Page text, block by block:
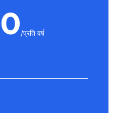
/प्रति वर्ष